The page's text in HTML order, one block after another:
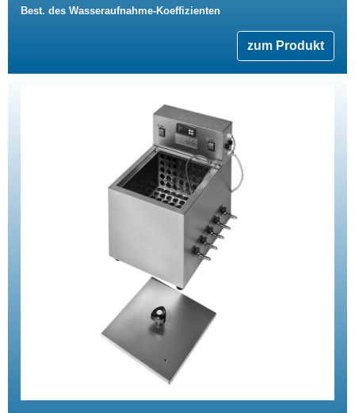
Best. des Wasseraufnahme-Koeffizienten
zum Produkt